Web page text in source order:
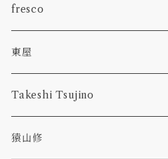
fresco
spora
1.9m
bowl
kasumi
東屋
型皿
hagi
Takeshi Tsujino
scavo
猿山修